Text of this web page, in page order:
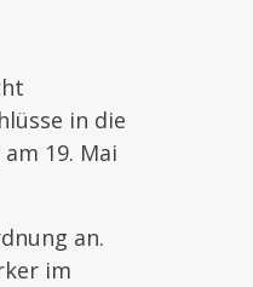
in die
19. Mai
an.
im